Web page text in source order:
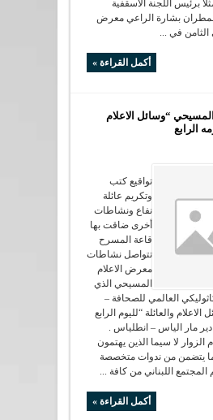
برئيس اللجنة الأسقفية
المطران بشارة الراعي معرض
الثامن في ...
أكمل القراءة »
“وسائل الاعلام
الرابع
تواقيع كتب
وتكريم عائلة
نفاع ونشاطات
أخرى ضاقت بها
قاعة المسرح
تتواصل نشاطات
معرض الاعلام
المسيحي الذي
العالمي للصحافة –
والعائلة “لليوم الرابع
مار الياس – انطلياس .
لا سيما الذين يهتمون
يتضمن من ندوات متخصصة
المجتمع اللبناني من كافة ...
أكمل القراءة »